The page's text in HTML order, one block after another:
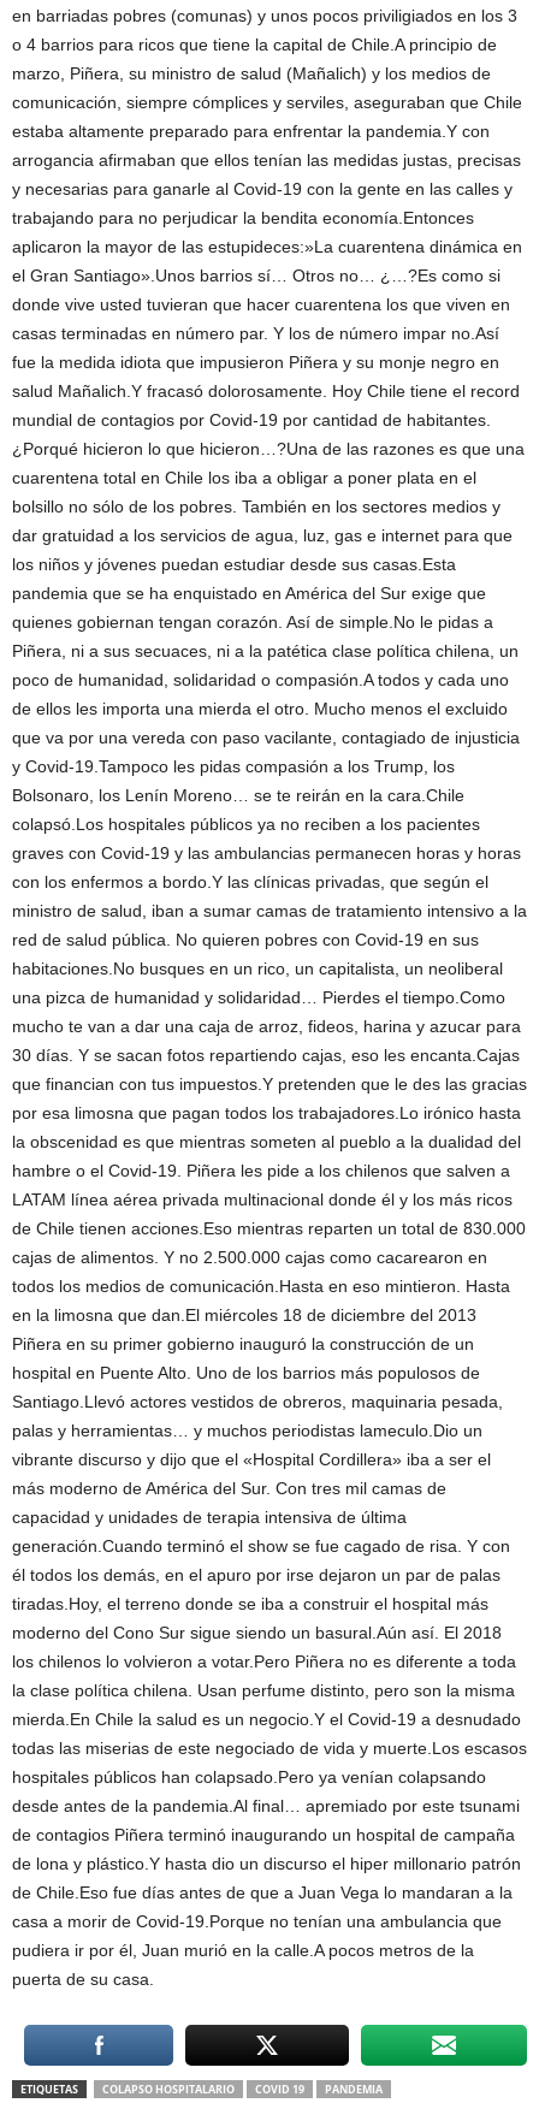
en barriadas pobres (comunas) y unos pocos priviligiados en los 3
o 4 barrios para ricos que tiene la capital de Chile.A principio de
marzo, Piñera, su ministro de salud (Mañalich) y los medios de
comunicación, siempre cómplices y serviles, aseguraban que Chile
estaba altamente preparado para enfrentar la pandemia.Y con
arrogancia afirmaban que ellos tenían las medidas justas, precisas
y necesarias para ganarle al Covid-19 con la gente en las calles y
trabajando para no perjudicar la bendita economía.Entonces
aplicaron la mayor de las estupideces:»La cuarentena dinámica en
el Gran Santiago».Unos barrios sí… Otros no… ¿…?Es como si
donde vive usted tuvieran que hacer cuarentena los que viven en
casas terminadas en número par. Y los de número impar no.Así
fue la medida idiota que impusieron Piñera y su monje negro en
salud Mañalich.Y fracasó dolorosamente. Hoy Chile tiene el record
mundial de contagios por Covid-19 por cantidad de habitantes.
¿Porqué hicieron lo que hicieron…?Una de las razones es que una
cuarentena total en Chile los iba a obligar a poner plata en el
bolsillo no sólo de los pobres. También en los sectores medios y
dar gratuidad a los servicios de agua, luz, gas e internet para que
los niños y jóvenes puedan estudiar desde sus casas.Esta
pandemia que se ha enquistado en América del Sur exige que
quienes gobiernan tengan corazón. Así de simple.No le pidas a
Piñera, ni a sus secuaces, ni a la patética clase política chilena, un
poco de humanidad, solidaridad o compasión.A todos y cada uno
de ellos les importa una mierda el otro. Mucho menos el excluido
que va por una vereda con paso vacilante, contagiado de injusticia
y Covid-19.Tampoco les pidas compasión a los Trump, los
Bolsonaro, los Lenín Moreno… se te reirán en la cara.Chile
colapsó.Los hospitales públicos ya no reciben a los pacientes
graves con Covid-19 y las ambulancias permanecen horas y horas
con los enfermos a bordo.Y las clínicas privadas, que según el
ministro de salud, iban a sumar camas de tratamiento intensivo a la
red de salud pública. No quieren pobres con Covid-19 en sus
habitaciones.No busques en un rico, un capitalista, un neoliberal
una pizca de humanidad y solidaridad… Pierdes el tiempo.Como
mucho te van a dar una caja de arroz, fideos, harina y azucar para
30 días. Y se sacan fotos repartiendo cajas, eso les encanta.Cajas
que financian con tus impuestos.Y pretenden que le des las gracias
por esa limosna que pagan todos los trabajadores.Lo irónico hasta
la obscenidad es que mientras someten al pueblo a la dualidad del
hambre o el Covid-19. Piñera les pide a los chilenos que salven a
LATAM línea aérea privada multinacional donde él y los más ricos
de Chile tienen acciones.Eso mientras reparten un total de 830.000
cajas de alimentos. Y no 2.500.000 cajas como cacarearon en
todos los medios de comunicación.Hasta en eso mintieron. Hasta
en la limosna que dan.El miércoles 18 de diciembre del 2013
Piñera en su primer gobierno inauguró la construcción de un
hospital en Puente Alto. Uno de los barrios más populosos de
Santiago.Llevó actores vestidos de obreros, maquinaria pesada,
palas y herramientas… y muchos periodistas lameculo.Dio un
vibrante discurso y dijo que el «Hospital Cordillera» iba a ser el
más moderno de América del Sur. Con tres mil camas de
capacidad y unidades de terapia intensiva de última
generación.Cuando terminó el show se fue cagado de risa. Y con
él todos los demás, en el apuro por irse dejaron un par de palas
tiradas.Hoy, el terreno donde se iba a construir el hospital más
moderno del Cono Sur sigue siendo un basural.Aún así. El 2018
los chilenos lo volvieron a votar.Pero Piñera no es diferente a toda
la clase política chilena. Usan perfume distinto, pero son la misma
mierda.En Chile la salud es un negocio.Y el Covid-19 a desnudado
todas las miserias de este negociado de vida y muerte.Los escasos
hospitales públicos han colapsado.Pero ya venían colapsando
desde antes de la pandemia.Al final… apremiado por este tsunami
de contagios Piñera terminó inaugurando un hospital de campaña
de lona y plástico.Y hasta dio un discurso el hiper millonario patrón
de Chile.Eso fue días antes de que a Juan Vega lo mandaran a la
casa a morir de Covid-19.Porque no tenían una ambulancia que
pudiera ir por él, Juan murió en la calle.A pocos metros de la
puerta de su casa.
ETIQUETAS COLAPSO HOSPITALARIO COVID 19 PANDEMIA